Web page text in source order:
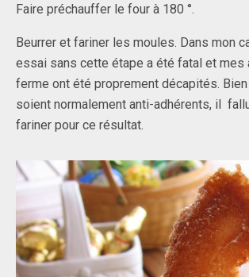
Faire préchauffer le four à 180 °.
Beurrer et fariner les moules. Dans mon
essai sans cette étape a été fatal et mes
ferme ont été proprement décapités.
soient normalement anti-adhérents, il
fariner pour ce résultat.